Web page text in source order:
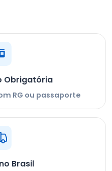
Obrigatória
RG ou passaporte
Brasil